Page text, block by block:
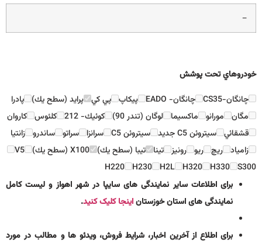
–
خودروهاي تحت پوشش
چانگان-CS35
چانگان- EADO پيكاپ پي كي پرايد (سطح يك) پادرا
مگان مورانو ماكسيما لوگان (تندر 90) كوئيك- 212 كلئوس كاروان
قشقائي سيتروئن C5 جديد سيتروئن C5 سرانزا سراتو ساندرو زانتيا
زامياد
ريچ ريو رونيز تينا تيبا (سطح يك) X100 (سطح يك)
V5
S300
H330
H320
H2L
H230
H220
برای اطلاعات سایر نمایندگی های سایپا در شهر اهواز و لیست کامل
نمایندگی های استان خوزستاناینجا کلیک کنید.
برای اطلاع از آخرین اخبار، شرایط فروش، ویدئو ها و مطالب در مورد